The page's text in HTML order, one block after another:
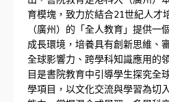
育模塊，致力於結合21世紀人才
（廣州）的「全人教育」提供一
成長環境，培養具有創新思維、
全球影響力、跨學科知識應用的
目是書院教育中引導學生探究全
學項目，以文化交流與學習為切